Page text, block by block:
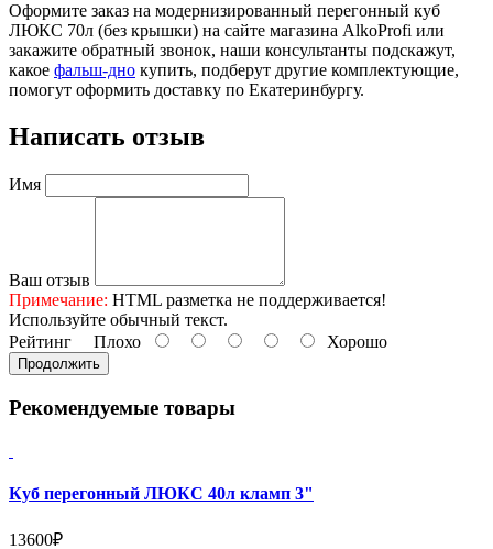
Оформите заказ на модернизированный перегонный куб
ЛЮКС 70л (без крышки) на сайте магазина AlkoProfi или
закажите обратный звонок, наши консультанты подскажут,
какое фальш-дно купить, подберут другие комплектующие,
помогут оформить доставку по Екатеринбургу.
Написать отзыв
Имя
Ваш отзыв
Примечание: HTML разметка не поддерживается!
Используйте обычный текст.
Рейтинг Плохо Хорошо
Продолжить
Рекомендуемые товары
Куб перегонный ЛЮКС 40л кламп 3"
13600₽